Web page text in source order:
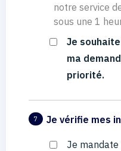
notre service
sous une 1
Je
ma
priorité.
7 Je vérifie mes
Je